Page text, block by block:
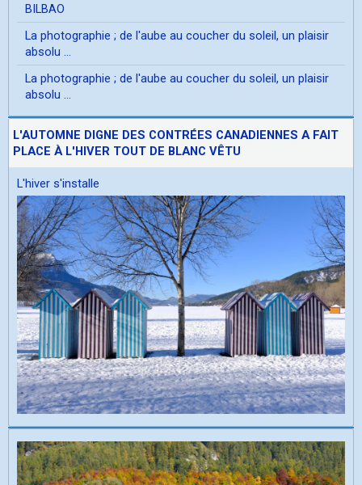
BILBAO
La photographie ; de l'aube au coucher du soleil, un plaisir
absolu ...
La photographie ; de l'aube au coucher du soleil, un plaisir
absolu ...
L'AUTOMNE DIGNE DES CONTRÉES CANADIENNES A FAIT
PLACE À L'HIVER TOUT DE BLANC VÊTU
L'hiver s'installe